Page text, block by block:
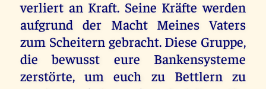
verliert an Kraft. Seine Kräfte werden
aufgrund der Macht Meines Vaters
zum Scheitern gebracht. Diese Gruppe,
die bewusst eure Bankensysteme
zerstörte, um euch zu Bettlern zu